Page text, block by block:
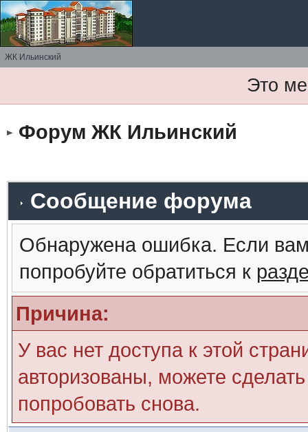
ЖК Ильинский
Это
Форум ЖК Ильинский
Сообщение форума
Обнаружена ошибка. Если
попробуйте обратиться к
Причина:
У вас нет доступа к этой
авторизованы, можете
попробовать снова.